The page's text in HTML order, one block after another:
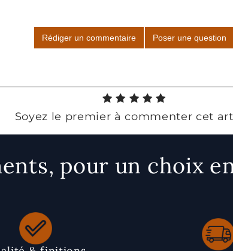
Rédiger un commentaire Poser une question
Soyez le premier à commenter cet
pour un choix